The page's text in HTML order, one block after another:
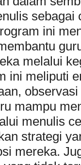
ini
melalui
ini meliputi
mampu
menulis
strategi
mereka.